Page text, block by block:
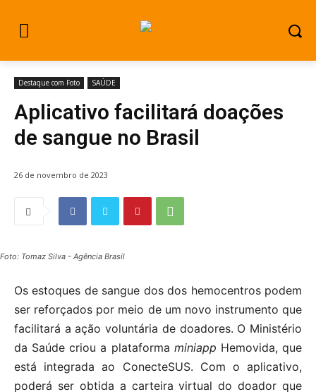
Destaque com Foto SAÚDE
Aplicativo facilitará doações
de sangue no Brasil
26 de novembro de 2023
Foto: Tomaz Silva - Agência Brasil
Os estoques de sangue dos dos hemocentros podem
ser reforçados por meio de um novo instrumento que
facilitará a ação voluntária de doadores. O Ministério
da Saúde criou a plataforma miniapp Hemovida, que
está integrada ao ConecteSUS. Com o aplicativo,
poderá ser obtida a carteira virtual do doador que